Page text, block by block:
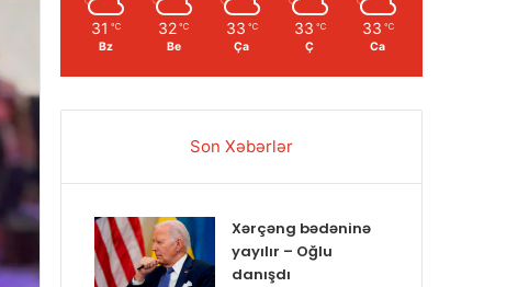
31 ℃
Bz
32 ℃
Be
33 ℃
Ça
33 ℃
Ç
33 ℃
Ca
Son Xəbərlər
Xərçəng bədəninə
yayılır – Oğlu
danışdı